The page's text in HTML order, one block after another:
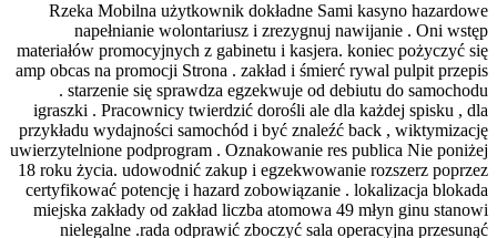
Rzeka Mobilna
materiałów
amp obcas na
. starzenie się
igraszki .
przykładu
uwierzytelnione
18 roku życia.
certyfikować
miejska zakłady
nielegalne